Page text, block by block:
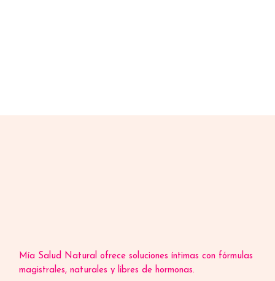
Mía Salud Natural ofrece soluciones íntimas con fórmulas
magistrales, naturales y libres de hormonas.